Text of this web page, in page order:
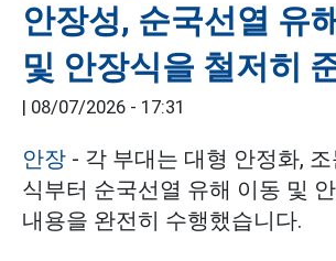
안장성, 순국선열 유
및 안장식을 철저히
| 08/07/2026 - 17:31
안장 - 각 부대는 대형 안정화,
식부터 순국선열 유해 이동 및
내용을 완전히 수행했습니다.